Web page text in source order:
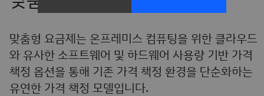
맞춤형 요금제는 온프레미스 컴퓨팅을 위한 클라우드
와 유사한 소프트웨어 및 하드웨어 사용량 기반 가격
책정 옵션을 통해 기존 가격 책정 환경을 단순화하는
유연한 가격 책정 모델입니다.